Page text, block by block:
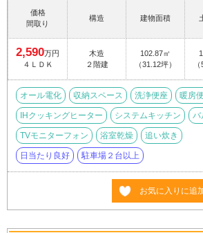
価格
間取り
構造 建物面積
2,590万円
４ＬＤＫ
木造
２階建
102.87㎡
（31.12坪）
オール電化 収納スペース 洗浄便座 暖房
IHクッキングヒーター システムキッチン バ
TVモニターフォン 浴室乾燥 追い炊き
日当たり良好 駐車場２台以上
お気に入りに追